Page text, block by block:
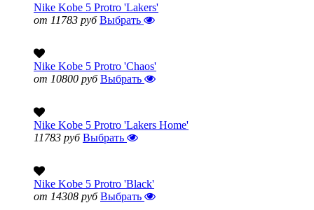
Nike Kobe 5 Protro 'Lakers'
от 11783 руб Выбрать
Nike Kobe 5 Protro 'Chaos'
от 10800 руб Выбрать
Nike Kobe 5 Protro 'Lakers Home'
11783 руб Выбрать
Nike Kobe 5 Protro 'Black'
от 14308 руб Выбрать